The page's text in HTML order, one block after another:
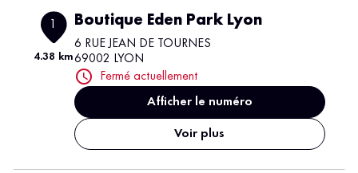
4.38 km
Boutique Eden Park Lyon
6 RUE JEAN DE TOURNES
69002 LYON
Fermé actuellement
Afficher le numéro
Voir plus